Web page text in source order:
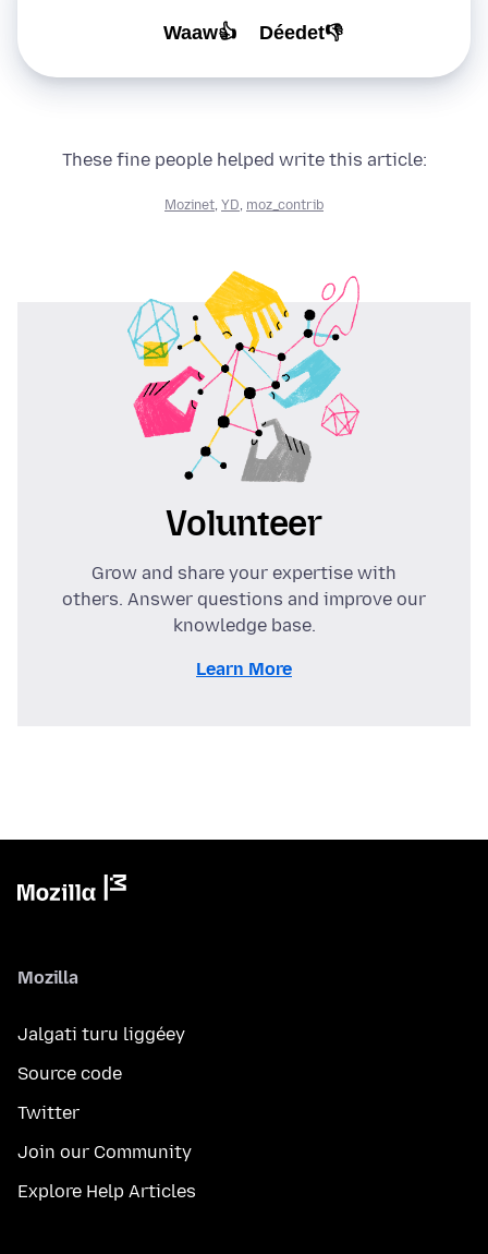
Waaw👍 Déedet👎
These fine people helped write this article:
Mozinet, YD, moz_contrib
Volunteer
Grow and share your expertise with
others. Answer questions and improve our
knowledge base.
Learn More
Mozilla
Jalgati turu liggéey
Source code
Twitter
Join our Community
Explore Help Articles